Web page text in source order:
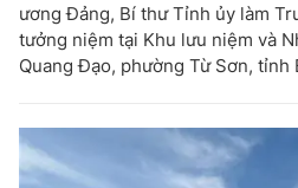
ương Đảng, Bí thư Tỉnh ủy làm
tưởng niệm tại Khu lưu niệm và
Quang Đạo, phường Từ Sơn, tỉnh